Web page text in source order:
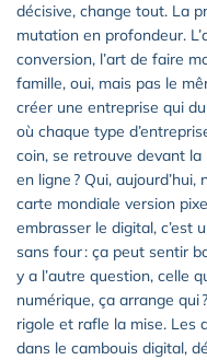
décisive, change tout. La
mutation en profondeur.
conversion, l’art de faire
famille, oui, mais pas le
créer une entreprise qui
où chaque type
coin, se retrouve devant
en ligne ? Qui,
carte mondiale version
embrasser le digital, c’est
sans four : ça peut sentir
y a l’autre question, celle
numérique, ça arrange qui
rigole et rafle la mise. Les
dans le cambouis digital,